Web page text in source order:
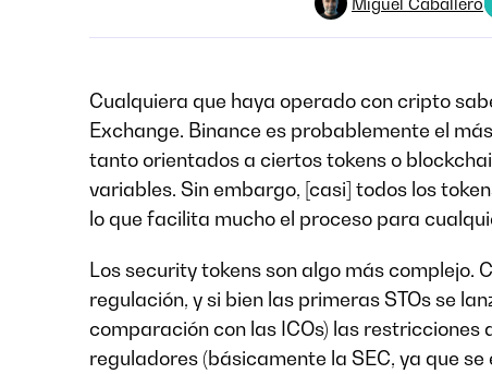
Cualquiera que haya operado con cripto
Exchange. Binance es probablemente el
tanto orientados a ciertos tokens o
variables. Sin embargo, [casi] todos los
lo que facilita mucho el proceso para
Los security tokens son algo más
regulación, y si bien las primeras STOs se
comparación con las ICOs) las restricciones
reguladores (básicamente la SEC, ya que